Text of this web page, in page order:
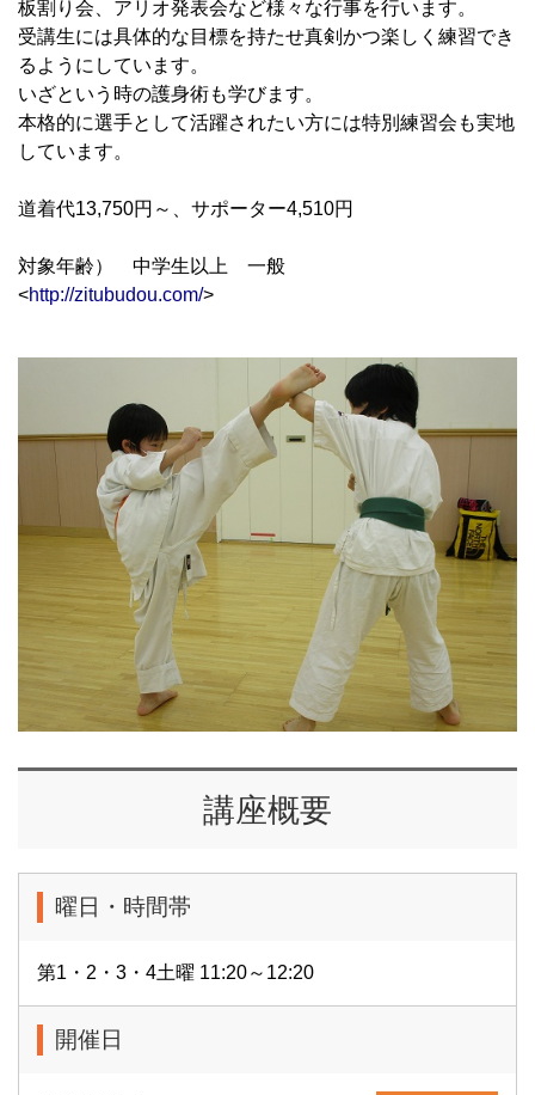
板割り会、アリオ発表会など様々な行事を行います。
受講生には具体的な目標を持たせ真剣かつ楽しく練習でき
るようにしています。
いざという時の護身術も学びます。
本格的に選手として活躍されたい方には特別練習会も実地
しています。
道着代13,750円～、サポーター4,510円
対象年齢） 中学生以上 一般
<http://zitubudou.com/>
講座概要
曜日・時間帯
第1・2・3・4土曜 11:20～12:20
開催日